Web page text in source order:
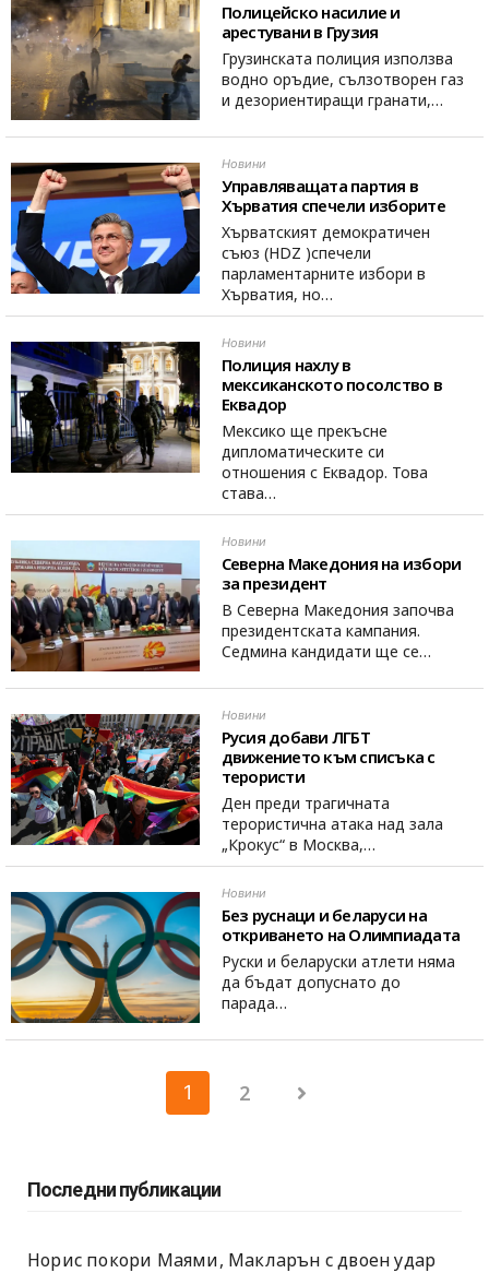
Полицейско насилие и
арестувани в Грузия
Грузинската полиция използва
водно оръдие, сълзотворен газ
и дезориентиращи гранати,…
Новини
Управляващата партия в
Хърватия спечели изборите
Хърватският демократичен
съюз (HDZ )спечели
парламентарните избори в
Хърватия, но…
Новини
Полиция нахлу в
мексиканското посолство в
Еквадор
Мексико ще прекъсне
дипломатическите си
отношения с Еквадор. Това
става…
Новини
Северна Македония на избори
за президент
В Северна Македония започва
президентската кампания.
Седмина кандидати ще се…
Новини
Русия добави ЛГБТ
движението към списъка с
терористи
Ден преди трагичната
терористична атака над зала
„Крокус“ в Москва,…
Новини
Без руснаци и беларуси на
откриването на Олимпиадата
Руски и беларуски атлети няма
да бъдат допуснато до
парада…
на
страници
1 2
Последни публикации
Норис покори Маями, Макларън с двоен удар